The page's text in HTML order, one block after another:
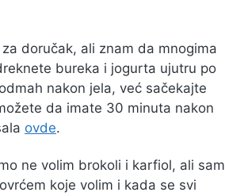
doručak, ali znam da mnogima
bureka i jogurta ujutru po
nakon jela, već sačekajte
da imate 30 minuta nakon
ovde.
ne volim brokoli i karfiol, ali sam
koje volim i kada se svi